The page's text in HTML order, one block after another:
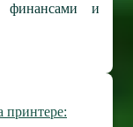
финансами и
принтере: